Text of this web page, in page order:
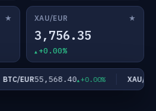
★ XAU/EUR ★
3,756.35
+0.00%
BTC/EUR55,568.40 +0.00% XAU/EUR